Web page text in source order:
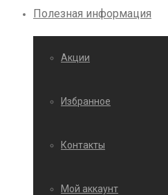
Полезная информация
Акции
Избранное
Контакты
Мой аккаунт